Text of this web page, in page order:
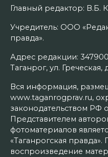
Главный редактор: В.Б.
Учредитель: ООО
правда».
Адрес редакции:
Таганрог, ул. Греческая,
Вся информация,
www.taganrogprav.ru,
законодательством РФ
Представителем
фотоматериалов
«Таганрогская
воспроизведение